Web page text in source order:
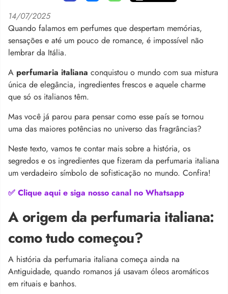
14/07/2025
Quando falamos em perfumes que despertam memórias,
sensações e até um pouco de romance, é impossível não
lembrar da Itália.
A perfumaria italiana conquistou o mundo com sua mistura
única de elegância, ingredientes frescos e aquele charme
que só os italianos têm.
Mas você já parou para pensar como esse país se tornou
uma das maiores potências no universo das fragrâncias?
Neste texto, vamos te contar mais sobre a história, os
segredos e os ingredientes que fizeram da perfumaria italiana
um verdadeiro símbolo de sofisticação no mundo. Confira!
✅ Clique aqui e siga nosso canal no Whatsapp
A origem da perfumaria italiana:
como tudo começou?
A história da perfumaria italiana começa ainda na
Antiguidade, quando romanos já usavam óleos aromáticos
em rituais e banhos.